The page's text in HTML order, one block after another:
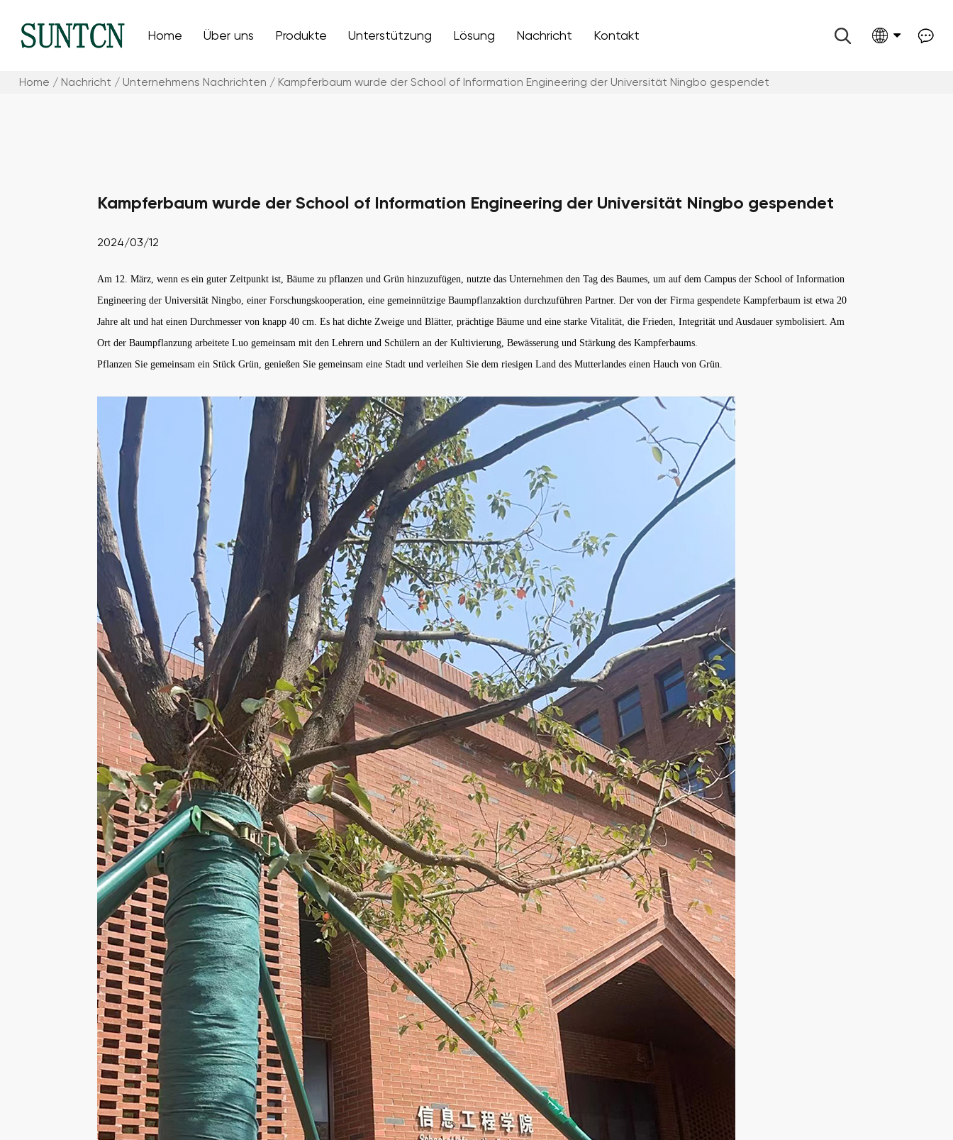
Home Über uns Produkte Unterstützung Lösung Nachricht Kontakt
Home / Nachricht / Unternehmens Nachrichten / Kampferbaum wurde der School of Information Engineering der Universität Ningbo gespendet
Kampferbaum wurde der School of Information Engineering der Universität Ningbo gespendet
2024/03/12
Am 12. März, wenn es ein guter Zeitpunkt ist, Bäume zu pflanzen und Grün hinzuzufügen, nutzte das Unternehmen den Tag des Baumes, um auf dem Campus der School of Information
Engineering der Universität Ningbo, einer Forschungskooperation, eine gemeinnützige Baumpflanzaktion durchzuführen Partner. Der von der Firma gespendete Kampferbaum ist etwa 20
Jahre alt und hat einen Durchmesser von knapp 40 cm. Es hat dichte Zweige und Blätter, prächtige Bäume und eine starke Vitalität, die Frieden, Integrität und Ausdauer symbolisiert. Am
Ort der Baumpflanzung arbeitete Luo gemeinsam mit den Lehrern und Schülern an der Kultivierung, Bewässerung und Stärkung des Kampferbaums.
Pflanzen Sie gemeinsam ein Stück Grün, genießen Sie gemeinsam eine Stadt und verleihen Sie dem riesigen Land des Mutterlandes einen Hauch von Grün.